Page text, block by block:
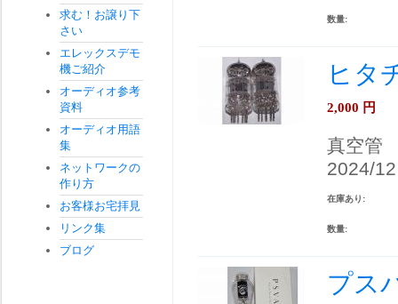
数量:
ヒタ
2,000 円
真空管
2024/12
在庫あり:
数量:
プス
求む！お譲り下
さい
エレックスデモ
機ご紹介
オーディオ参考
資料
オーディオ用語
集
ネットワークの
作り方
お客様お宅拝見
リンク集
ブログ